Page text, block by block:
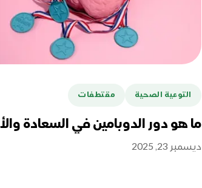
التوعية الصحية مقتطفات
ما هو دور الدوبامين في السعادة
ديسمبر 23, 2025